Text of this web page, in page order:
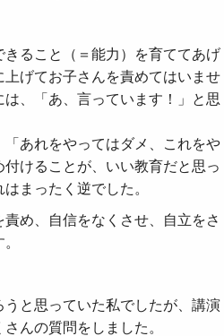
きること（＝能力）を育ててあげ
げてお子さんを責めてはいませ
、「あ、言っています！」と思
あれをやってはダメ、これをや
けることが、いい教育だと思っ
まったく逆でした。
め、自信をなくさせ、自立をさ
と思っていた私でしたが、講演
んの質問をしました。